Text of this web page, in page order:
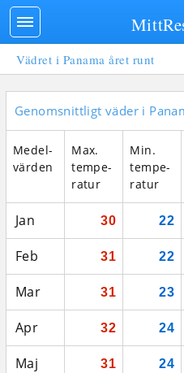
Vädret i Panama året runt
Genomsnittligt väder i
Medel­
vär­den
Max.
tempe­
ratur
Min.
tempe­
ratur
Jan 30 22
Feb 31 22
Mar 31 23
Apr 32 24
Maj 31 24